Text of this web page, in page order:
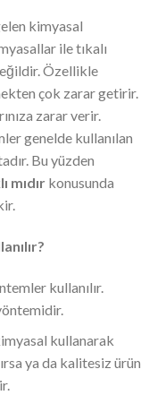
kimyasal
ile tıkalı
Özellikle
çok zarar getirir.
zarar verir.
genelde kullanılan
Bu yüzden
mıdır konusunda
kullanılır.
kullanarak
ya da kalitesiz ürün